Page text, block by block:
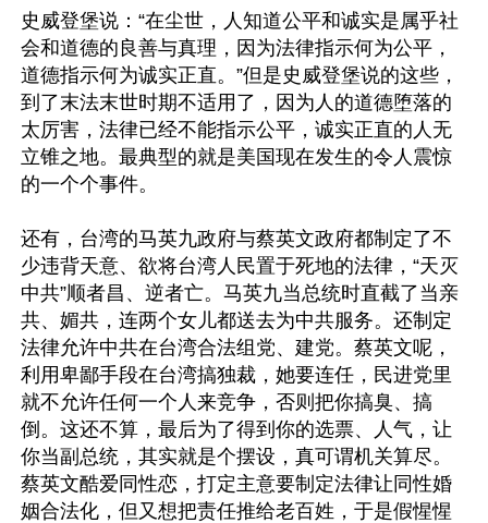
史威登堡说：“在尘世，人知道公平和诚实是属乎社
会和道德的良善与真理，因为法律指示何为公平，
道德指示何为诚实正直。”但是史威登堡说的这些，
到了末法末世时期不适用了，因为人的道德堕落的
太厉害，法律已经不能指示公平，诚实正直的人无
立锥之地。最典型的就是美国现在发生的令人震惊
的一个个事件。
还有，台湾的马英九政府与蔡英文政府都制定了不
少违背天意、欲将台湾人民置于死地的法律，“天灭
中共”顺者昌、逆者亡。马英九当总统时直截了当亲
共、媚共，连两个女儿都送去为中共服务。还制定
法律允许中共在台湾合法组党、建党。蔡英文呢，
利用卑鄙手段在台湾搞独裁，她要连任，民进党里
就不允许任何一个人来竞争，否则把你搞臭、搞
倒。这还不算，最后为了得到你的选票、人气，让
你当副总统，其实就是个摆设，真可谓机关算尽。
蔡英文酷爱同性恋，打定主意要制定法律让同性婚
姻合法化，但又想把责任推给老百姓，于是假惺惺